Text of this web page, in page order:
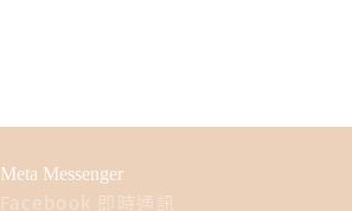
Meta Messenger
Facebook 即時通訊